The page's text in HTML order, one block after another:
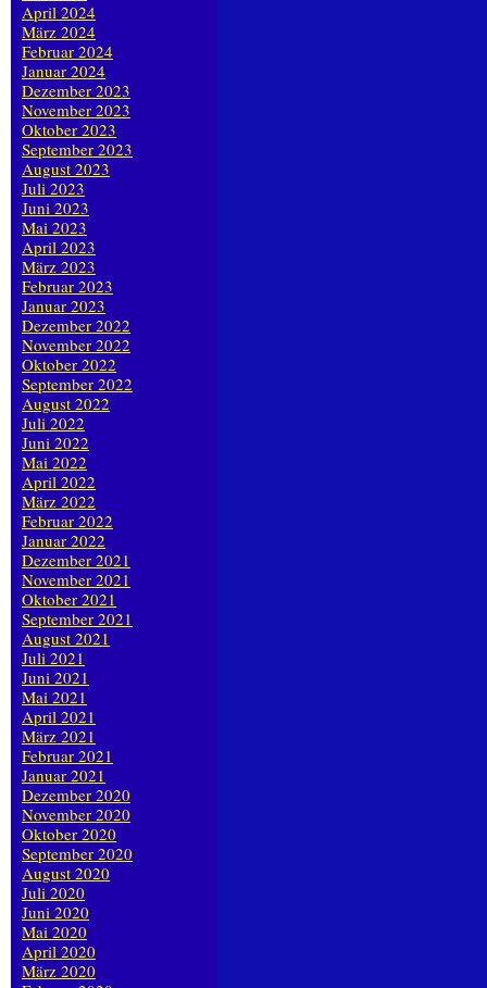
April 2024
März 2024
Februar 2024
Januar 2024
Dezember 2023
November 2023
Oktober 2023
September 2023
August 2023
Juli 2023
Juni 2023
Mai 2023
April 2023
März 2023
Februar 2023
Januar 2023
Dezember 2022
November 2022
Oktober 2022
September 2022
August 2022
Juli 2022
Juni 2022
Mai 2022
April 2022
März 2022
Februar 2022
Januar 2022
Dezember 2021
November 2021
Oktober 2021
September 2021
August 2021
Juli 2021
Juni 2021
Mai 2021
April 2021
März 2021
Februar 2021
Januar 2021
Dezember 2020
November 2020
Oktober 2020
September 2020
August 2020
Juli 2020
Juni 2020
Mai 2020
April 2020
März 2020